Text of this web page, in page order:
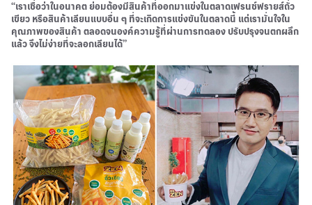
“เราเชื่อว่าในอนาคต ย่อมต้องมีสินค้าที่ออกมาแข่งในตลาดเฟรนช์ฟรายส์ถั่ว
เขียว หรือสินค้าเลียนแบบอื่น ๆ ที่จะเกิดการแข่งขันในตลาดนี้ แต่เรามั่นใจใน
คุณภาพของสินค้า ตลอดจนองค์ความรู้ที่ผ่านการทดลอง ปรับปรุงจนตกผลึก
แล้ว จึงไม่ง่ายที่จะลอกเลียนได้”